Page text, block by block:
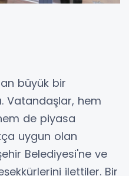
büyük bir
Vatandaşlar, hem
de piyasa
uygun olan
Belediyesi'ne ve
ilettiler. Bir